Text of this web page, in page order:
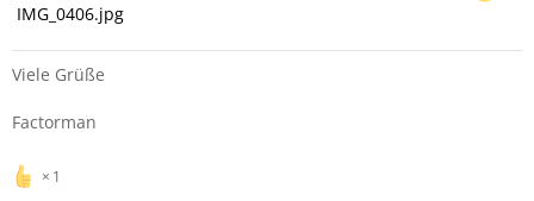
IMG_0406.jpg
Viele Grüße
Factorman
1